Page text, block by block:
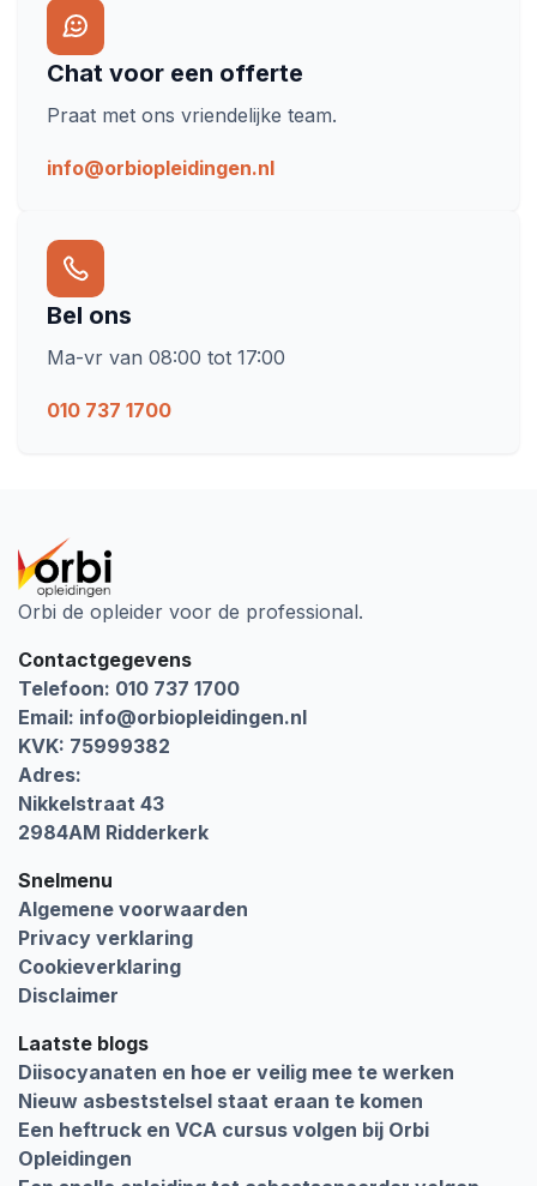
Chat voor een offerte
Praat met ons vriendelijke team.
info@orbiopleidingen.nl
Bel ons
Ma-vr van 08:00 tot 17:00
010 737 1700
Orbi de opleider voor de professional.
Contactgegevens
Telefoon: 010 737 1700
Email: info@orbiopleidingen.nl
KVK: 75999382
Adres:
Nikkelstraat 43
2984AM Ridderkerk
Snelmenu
Algemene voorwaarden
Privacy verklaring
Cookieverklaring
Disclaimer
Laatste blogs
Diisocyanaten en hoe er veilig mee te werken
Nieuw asbeststelsel staat eraan te komen
Een heftruck en VCA cursus volgen bij Orbi
Opleidingen